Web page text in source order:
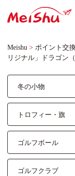
Meishu > ポイント交
リジナル」ドラゴン
冬の小物
トロフィー・旗
ゴルフボール
ゴルフクラブ